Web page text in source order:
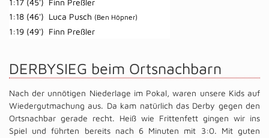
1:17 (45')
Finn Preßler
1:18 (46') Luca Pusch (Ben Höpner)
1:19 (49') Finn Preßler
DERBYSIEG beim Ortsnachbarn
Nach der unnötigen Niederlage im Pokal, waren unsere Kids auf
Wiedergutmachung aus. Da kam natürlich das Derby gegen den
Ortsnachbar gerade recht. Heiß wie Frittenfett gingen wir ins
Spiel und führten bereits nach 6 Minuten mit 3:0. Mit guten